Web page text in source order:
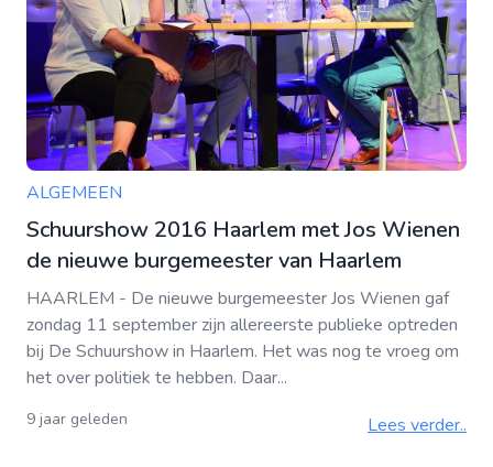
ALGEMEEN
Schuurshow 2016 Haarlem met Jos Wienen
de nieuwe burgemeester van Haarlem
HAARLEM - De nieuwe burgemeester Jos Wienen gaf
zondag 11 september zijn allereerste publieke optreden
bij De Schuurshow in Haarlem. Het was nog te vroeg om
het over politiek te hebben. Daar...
9 jaar geleden Lees verder..